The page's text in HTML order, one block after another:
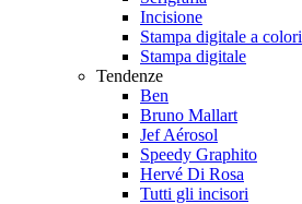
Incisione
Stampa digitale a colori
Stampa digitale
Tendenze
Ben
Bruno Mallart
Jef Aérosol
Speedy Graphito
Hervé Di Rosa
Tutti gli incisori